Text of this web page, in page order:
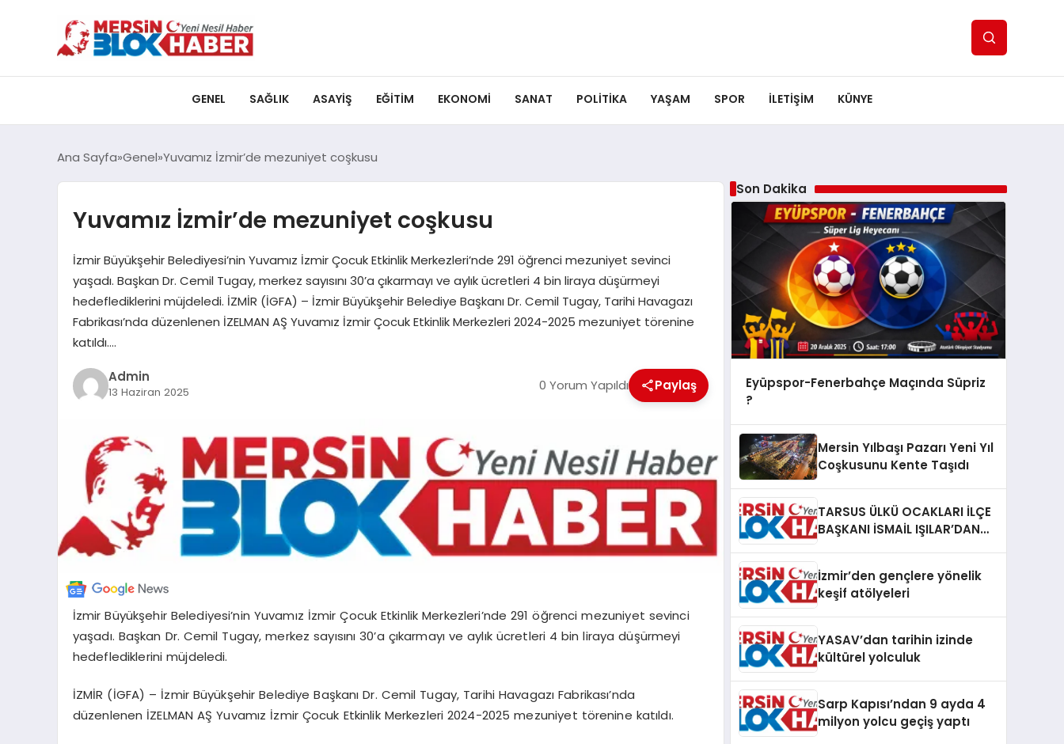
GENEL SAĞLIK ASAYIŞ EĞITIM EKONOMI SANAT POLITIKA YAŞAM SPOR ILETİŞİM KÜNYE
Ana Sayfa Genel Yuvamız İzmir’de mezuniyet coşkusu
Yuvamız İzmir’de mezuniyet coşkusu
İzmir Büyükşehir Belediyesi’nin Yuvamız İzmir Çocuk Etkinlik Merkezleri’nde 291 öğrenci mezuniyet sevinci
yaşadı. Başkan Dr. Cemil Tugay, merkez sayısını 30’a çıkarmayı ve aylık ücretleri 4 bin liraya düşürmeyi
hedeflediklerini müjdeledi. İZMİR (İGFA) – İzmir Büyükşehir Belediye Başkanı Dr. Cemil Tugay, Tarihi Havagazı
Fabrikası’nda düzenlenen İZELMAN AŞ Yuvamız İzmir Çocuk Etkinlik Merkezleri 2024-2025 mezuniyet törenine
katıldı….
Admin
13 Haziran 2025 0 Yorum Yapıldı Paylaş
İzmir Büyükşehir Belediyesi’nin Yuvamız İzmir Çocuk Etkinlik Merkezleri’nde 291 öğrenci mezuniyet sevinci
yaşadı. Başkan Dr. Cemil Tugay, merkez sayısını 30’a çıkarmayı ve aylık ücretleri 4 bin liraya düşürmeyi
hedeflediklerini müjdeledi.
İZMİR (İGFA) – İzmir Büyükşehir Belediye Başkanı Dr. Cemil Tugay, Tarihi Havagazı Fabrikası’nda
düzenlenen İZELMAN AŞ Yuvamız İzmir Çocuk Etkinlik Merkezleri 2024-2025 mezuniyet törenine katıldı.
Son Dakika
Eyüpspor-Fenerbahçe Maçında Süpriz
?
Mersin Yılbaşı Pazarı Yeni Yıl
Coşkusunu Kente Taşıdı
TARSUS ÜLKÜ OCAKLARI İLÇE
BAŞKANI İSMAİL IŞILAR’DAN
İzmir’den gençlere yönelik
keşif atölyeleri
YASAV’dan tarihin izinde
kültürel yolculuk
Sarp Kapısı’ndan 9 ayda 4
milyon yolcu geçiş yaptı